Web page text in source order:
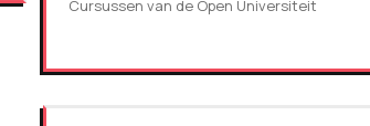
Cursussen van de Open Universiteit